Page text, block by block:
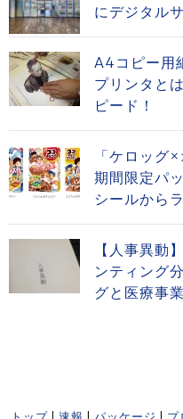
にデジタル
A4コピー用
プリンタと
ピード！
「ケロッグ
期間限定パ
シールから
【人事異動
ンティング
グと医療事